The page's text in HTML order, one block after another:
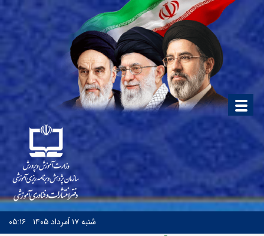
شنبه۱۷ اَمرداد ۱۴۰۵ ۰۵:۱۶